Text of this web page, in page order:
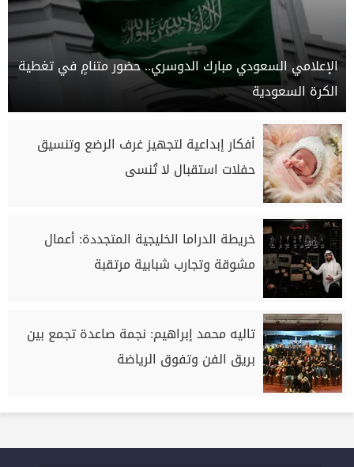
الإعلامي السعودي مبارك الدوسري.. حضور متنامٍ في تغطية
الكرة السعودية
أفكار إبداعية لتجهيز غرف الرضع وتنسيق
حفلات استقبال لا تُنسى
خريطة الدراما الخليجية المتجددة: أعمال
مشوقة وتجارب شبابية مرتقبة
تاليه محمد إبراهيم: نجمة صاعدة تجمع بين
بريق الفن وتفوق الرياضة